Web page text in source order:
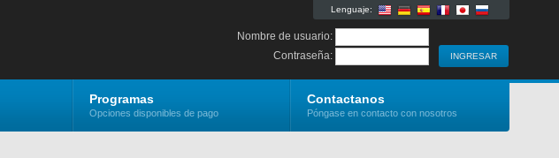
Lenguaje:
Nombre de usuario:
Contraseña:
Programas
Opciones disponibles de pago
Contactanos
Póngase en contacto con nosotros